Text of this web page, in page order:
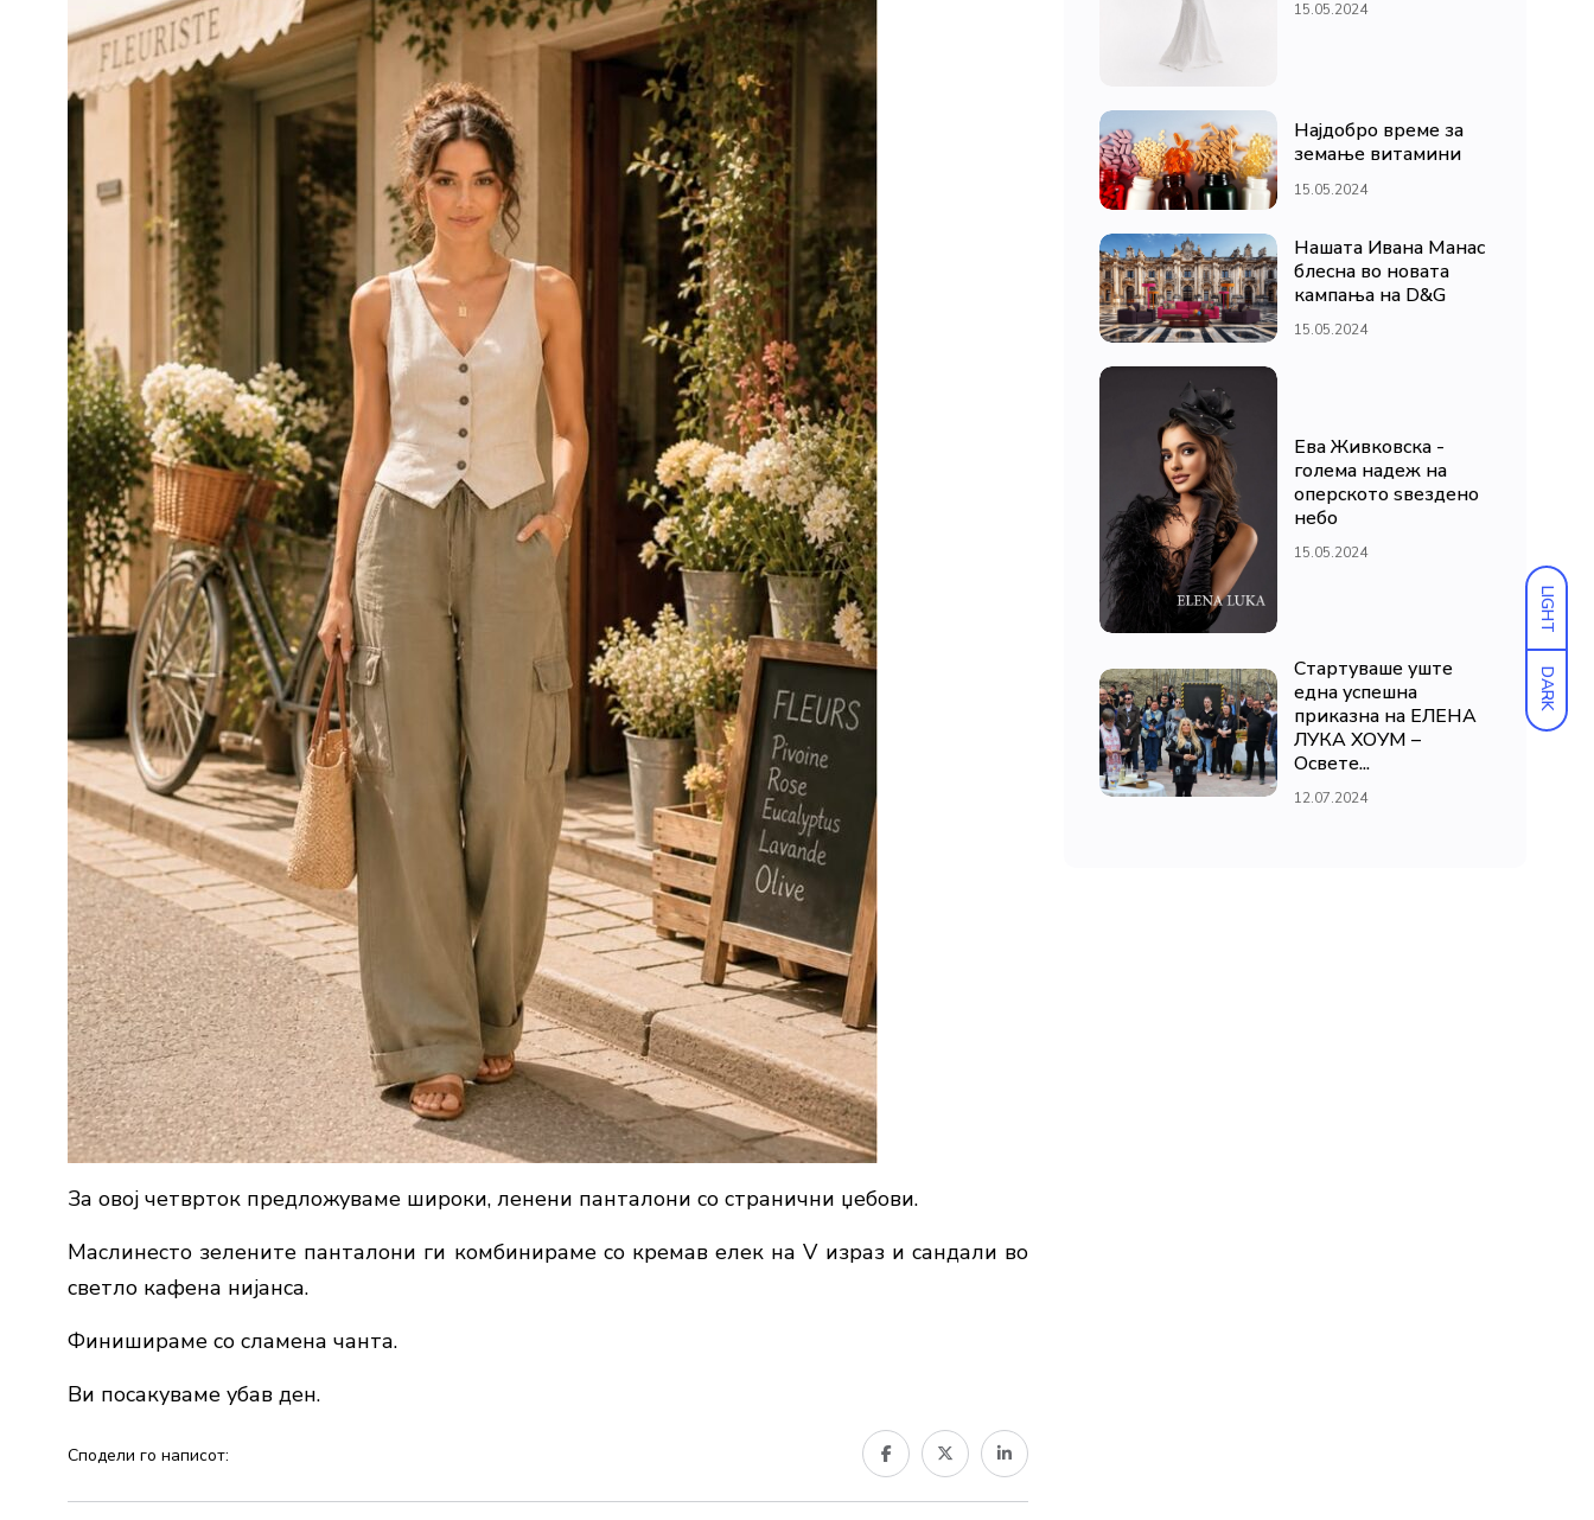
LIGHT
DARK
За овој четврток предложуваме широки, ленени панталони со странични џебови.
Маслинесто зелените панталони ги комбинираме со кремав елек на V израз и сандали во
светло кафена нијанса.
Финишираме со сламена чанта.
Ви посакуваме убав ден.
Сподели го написот:
15.05.2024
Најдобро време за
земање витамини
15.05.2024
Нашата Ивана Манас
блесна во новата
кампања на D&G
15.05.2024
Ева Живковска -
голема надеж на
оперското ѕвездено
небо
15.05.2024
Стартуваше уште
една успешна
приказна на ЕЛЕНА
ЛУКА ХОУМ –
Освете...
12.07.2024